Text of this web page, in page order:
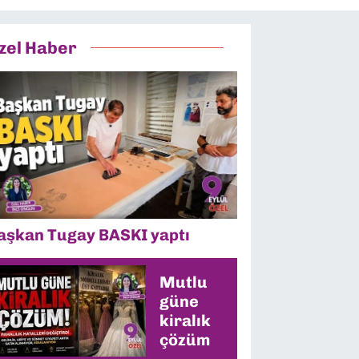
Haber
Tugay BASKI yaptı
Mutlu
güne
kiralık
çözüm